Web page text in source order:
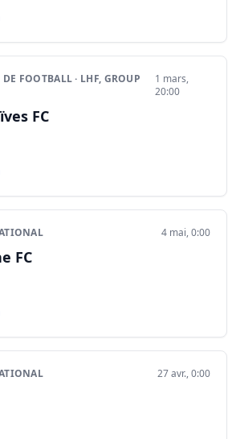
FOOTBALL · LHF, GROUP
1 mars,
20:00
FC
4 mai, 0:00
FC
27 avr., 0:00